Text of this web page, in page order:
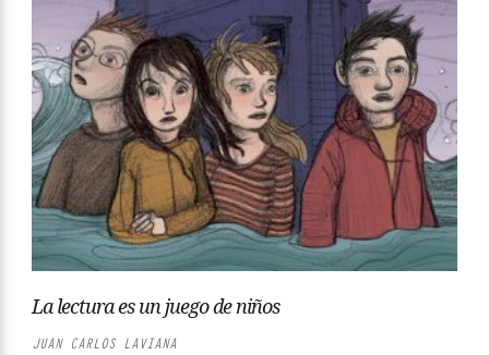
La lectura es un juego de niños
JUAN CARLOS LAVIANA